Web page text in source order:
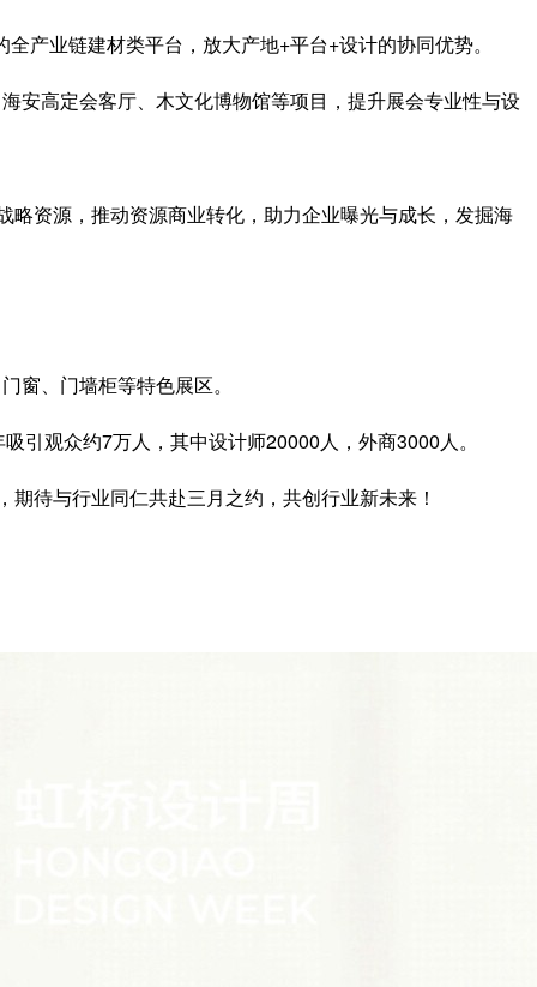
产业链建材类平台，放大产地+平台+设计的协同优势。
安高定会客厅、木文化博物馆等项目，提升展会专业性与设
略资源，推动资源商业转化，助力企业曝光与成长，发掘海
窗、门墙柜等特色展区。
引观众约7万人，其中设计师20000人，外商3000人。
待与行业同仁共赴三月之约，共创行业新未来！